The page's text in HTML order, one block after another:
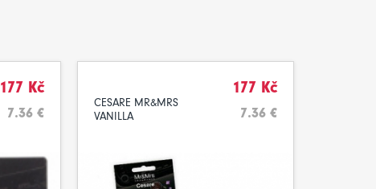
177 Kč
7.36 €
CESARE MR&MRS
VANILLA
177 Kč
7.36 €